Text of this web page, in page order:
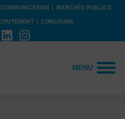
MARCHÉS PUBLICS
CONCOURS
MENU